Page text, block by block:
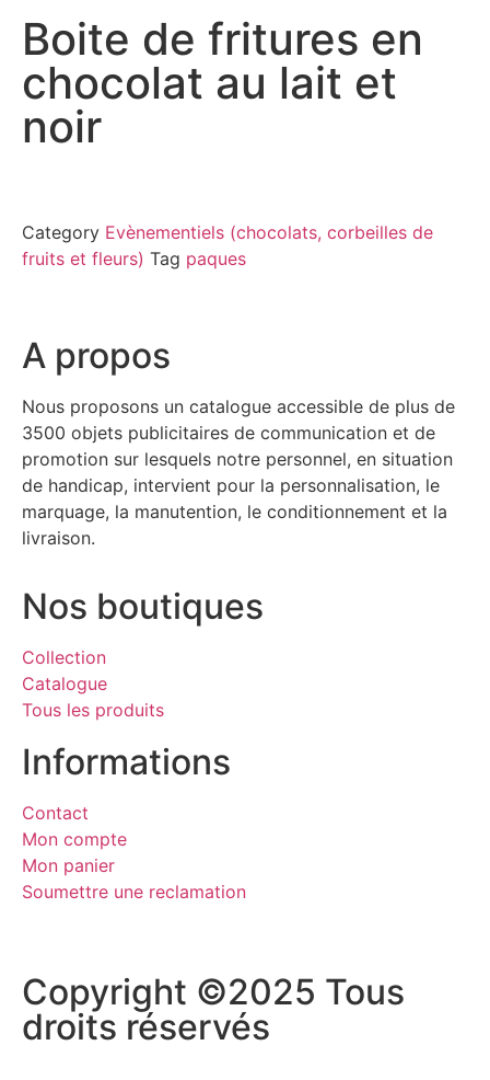
Boite de fritures en
chocolat au lait et
noir
Category Evènementiels (chocolats, corbeilles de
fruits et fleurs) Tag paques
A propos
Nous proposons un catalogue accessible de plus de
3500 objets publicitaires de communication et de
promotion sur lesquels notre personnel, en situation
de handicap, intervient pour la personnalisation, le
marquage, la manutention, le conditionnement et la
livraison.
Nos boutiques
Collection
Catalogue
Tous les produits
Informations
Contact
Mon compte
Mon panier
Soumettre une reclamation
Copyright ©2025 Tous
droits réservés